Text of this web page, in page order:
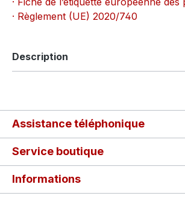
· Règlement (UE) 2020/740
Description
Assistance téléphonique
Service boutique
Informations